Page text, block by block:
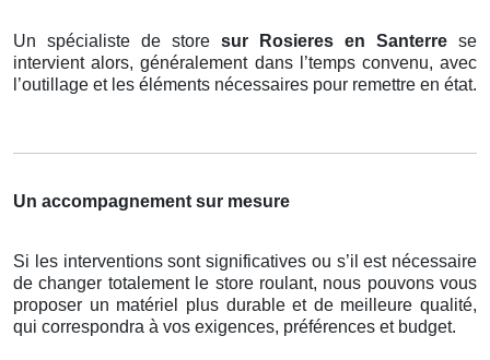
Un spécialiste de store sur Rosieres en Santerre se
intervient alors, généralement dans l’temps convenu, avec
l’outillage et les éléments nécessaires pour remettre en état.
Un accompagnement sur mesure
Si les interventions sont significatives ou s’il est nécessaire
de changer totalement le store roulant, nous pouvons vous
proposer un matériel plus durable et de meilleure qualité,
qui correspondra à vos exigences, préférences et budget.